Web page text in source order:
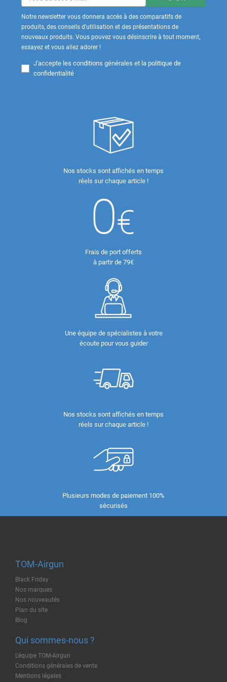
Notre newsletter vous donnera accès à des comparatifs de
produits, des conseils d'utilisation et des présentations de
nouveaux produits. Vous pouvez vous désinscrire à tout moment,
essayez et vous allez adorer !
J'accepte les conditions générales et la politique de
confidentialité
Nos stocks sont affichés en temps
réels sur chaque article !
Frais de port offerts
à partir de 79€
Une équipe de spécialistes à votre
écoute pour vous guider
Nos stocks sont affichés en temps
réels sur chaque article !
Plusieurs modes de paiement 100%
sécurisés
TOM-Airgun
Black Friday
Nos marques
Nos nouveautés
Plan du site
Blog
Qui sommes-nous ?
L'équipe TOM-Airgun
Conditions générales de vente
Mentions légales